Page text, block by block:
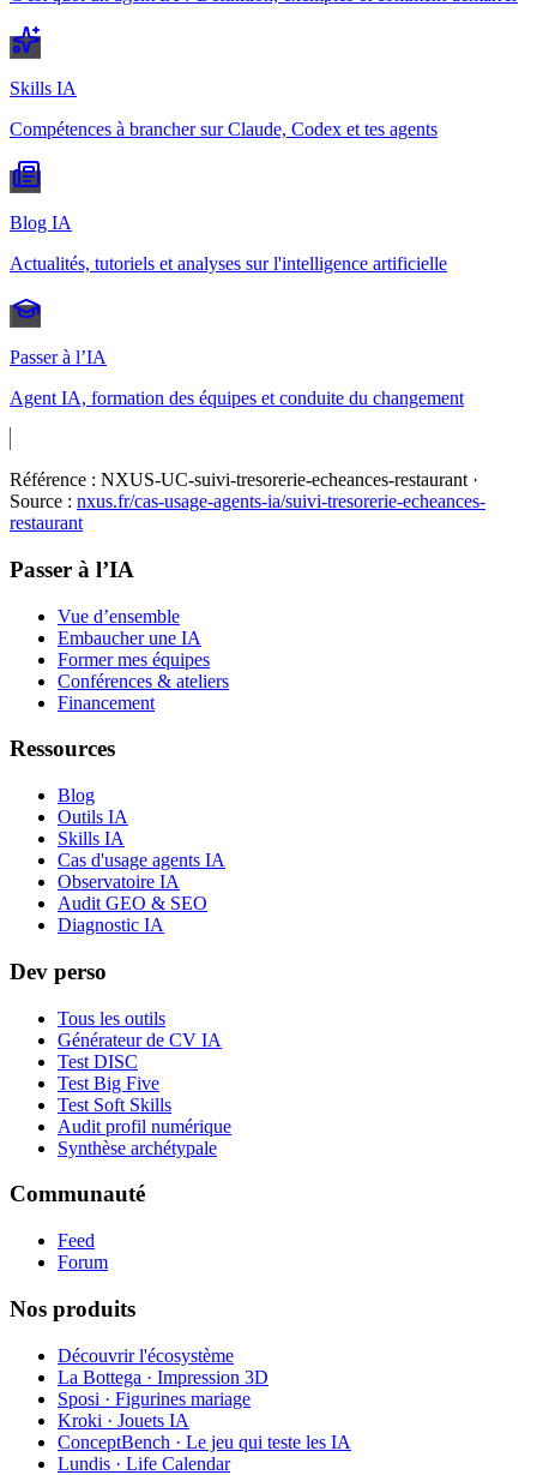
Skills IA
Compétences à brancher sur Claude, Codex et tes agents
Blog IA
Actualités, tutoriels et analyses sur l'intelligence artificielle
Passer à l’IA
Agent IA, formation des équipes et conduite du changement
Référence : NXUS-UC-suivi-tresorerie-echeances-restaurant ·
Source : nxus.fr/cas-usage-agents-ia/suivi-tresorerie-echeances-
restaurant
Passer à l’IA
Vue d’ensemble
Embaucher une IA
Former mes équipes
Conférences & ateliers
Financement
Ressources
Blog
Outils IA
Skills IA
Cas d'usage agents IA
Observatoire IA
Audit GEO & SEO
Diagnostic IA
Dev perso
Tous les outils
Générateur de CV IA
Test DISC
Test Big Five
Test Soft Skills
Audit profil numérique
Synthèse archétypale
Communauté
Feed
Forum
Nos produits
Découvrir l'écosystème
La Bottega · Impression 3D
Sposi · Figurines mariage
Kroki · Jouets IA
ConceptBench · Le jeu qui teste les IA
Lundis · Life Calendar